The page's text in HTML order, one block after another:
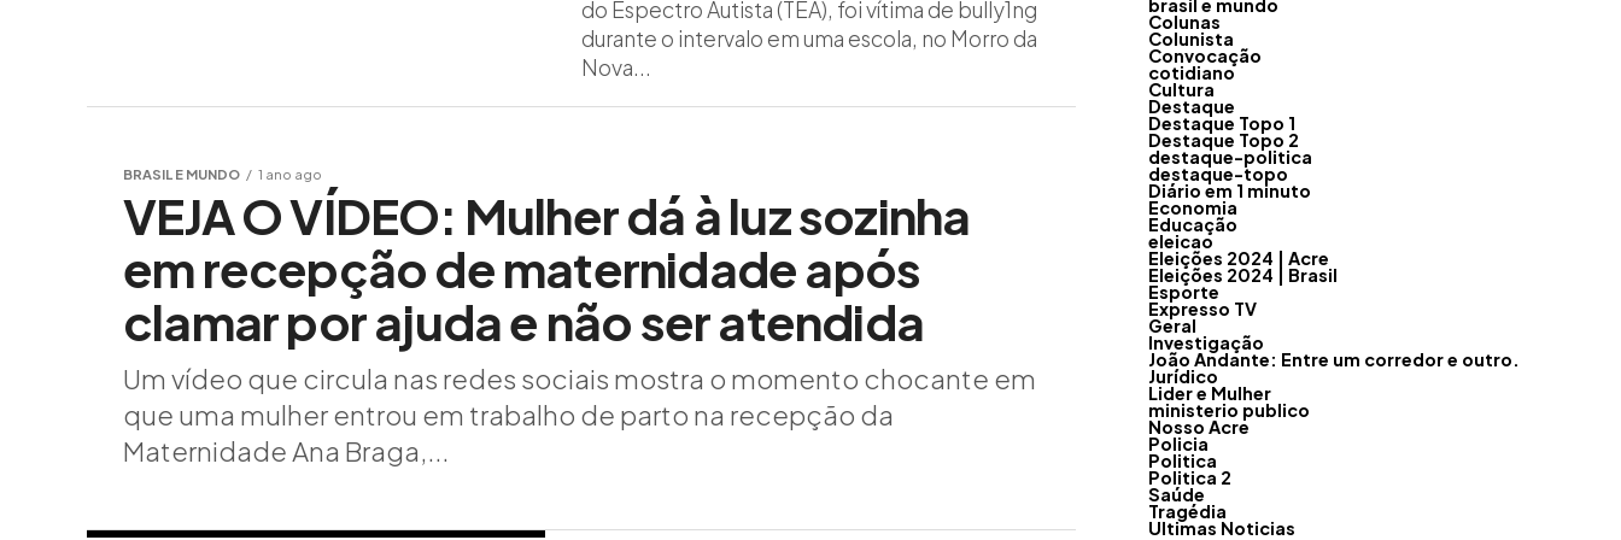
do Espectro Autista (TEA), foi vítima de bully1ng
durante o intervalo em uma escola, no Morro da
Nova...
BRASIL E MUNDO 1 ano ago
VEJA O VÍDEO: Mulher dá à luz sozinha
em recepção de maternidade após
clamar por ajuda e não ser atendida
Um vídeo que circula nas redes sociais mostra o momento chocante em
que uma mulher entrou em trabalho de parto na recepção da
Maternidade Ana Braga,...
brasil e mundo
Colunas
Colunista
Convocação
cotidiano
Cultura
Destaque
Destaque Topo 1
Destaque Topo 2
destaque-politica
destaque-topo
Diário em 1 minuto
Economia
Educação
eleicao
Eleições 2024 | Acre
Eleições 2024 | Brasil
Esporte
Expresso TV
Geral
Investigação
João Andante: Entre um corredor e outro.
Jurídico
Lider e Mulher
ministerio publico
Nosso Acre
Policia
Politica
Politica 2
Saúde
Tragédia
Ultimas Noticias